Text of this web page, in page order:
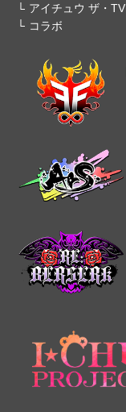
アイチュウ ザ・TV
コラボ